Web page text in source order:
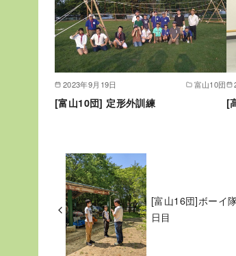
2023年9月19日 富山10団
[富山10団] 定形外訓練 [
[富山16団]ボーイ
日目